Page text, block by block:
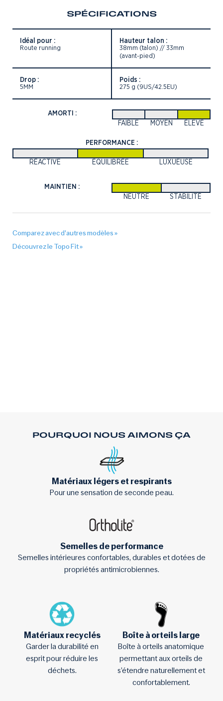
SPÉCIFICATIONS
Idéal pour :
Route running
Hauteur talon :
38mm (talon) // 33mm
(avant-pied)
Drop :
5MM
Poids :
275 g (9US/42.5EU)
AMORTI :
FAIBLE
MOYEN ÉLEVÉ
PERFORMANCE :
RÉACTIVE ÉQUILIBRÉE LUXUEUSE
MAINTIEN :
NEUTRE
STABILITÉ
Comparez avec d'autres modèles »
Découvrez le Topo Fit »
POURQUOI NOUS AIMONS ÇA
Matériaux légers et respirants
Pour une sensation de seconde peau.
Semelles de performance
Semelles intérieures confortables, durables et dotées de
propriétés antimicrobiennes.
Matériaux recyclés
Garder la durabilité en
esprit pour réduire les
déchets.
Boîte à orteils large
Boîte à orteils anatomique
permettant aux orteils de
s’étendre naturellement et
confortablement.